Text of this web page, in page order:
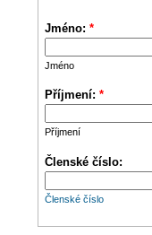
Jméno: *
Jméno
Příjmení: *
Příjmení
Členské číslo:
Členské číslo